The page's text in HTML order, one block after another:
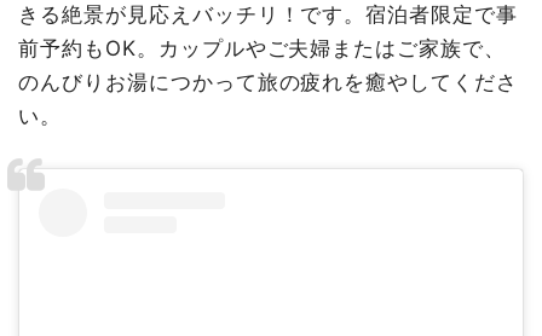
きる絶景が見応えバッチリ！です。宿泊者限定で事
前予約もOK。カップルやご夫婦またはご家族で、
のんびりお湯につかって旅の疲れを癒やしてくださ
い。